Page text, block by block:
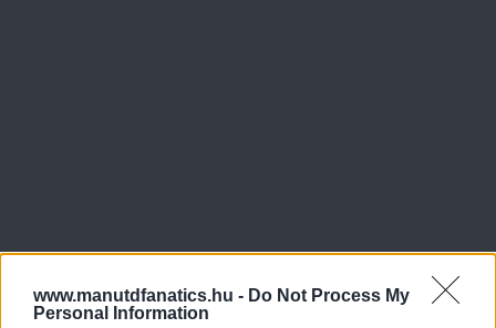
www.manutdfanatics.hu - Do Not Process My
Personal Information